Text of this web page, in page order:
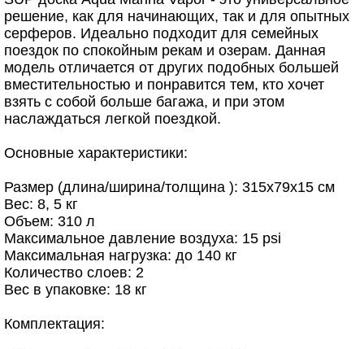
решение, как для начинающих, так и для опытных
серферов. Идеально подходит для семейных
поездок по спокойным рекам и озерам. Данная
модель отличается от других подобных большей
вместительностью и понравится тем, кто хочет
взять с собой больше багажа, и при этом
наслаждаться легкой поездкой.
Основные характеристики:
Размер (длина/ширина/толщина ): 315х79х15 см
Вес: 8, 5 кг
Объем: 310 л
Максимальное давление воздуха: 15 psi
Максимальная нагрузка: до 140 кг
Количество слоев: 2
Вес в упаковке: 18 кг
Комплектация: